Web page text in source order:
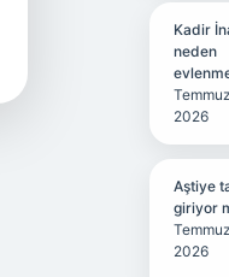
Kadir
neden
2026
Aştiye
giriyor
2026